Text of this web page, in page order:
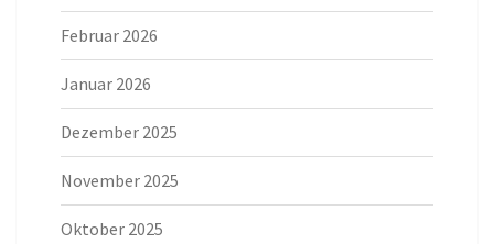
Februar 2026
Januar 2026
Dezember 2025
November 2025
Oktober 2025